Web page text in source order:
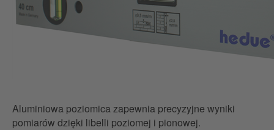
Aluminiowa poziomica zapewnia precyzyjne wyniki
pomiarów dzięki libelli poziomej i pionowej.